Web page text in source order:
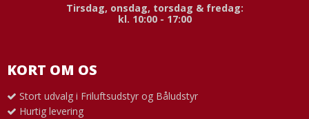
Tirsdag, onsdag, torsdag & fredag:
kl. 10:00 - 17:00
KORT OM OS
Stort udvalg i Friluftsudstyr og Båludstyr
Hurtig levering